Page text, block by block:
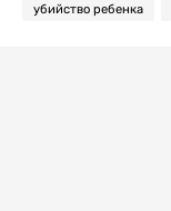
убийство ребенка